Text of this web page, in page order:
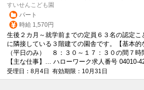
すいせんこども園
パート
時給 1,570円
生後２カ月～就学前までの定員６３名の認定こ
に隣接している３階建ての園舎です。【基本
（平日のみ） ８：３０～１７：３０の間７時
【主な仕事】... ハローワーク求人番号 04010-
受理日：8月4日 有効期限：10月31日